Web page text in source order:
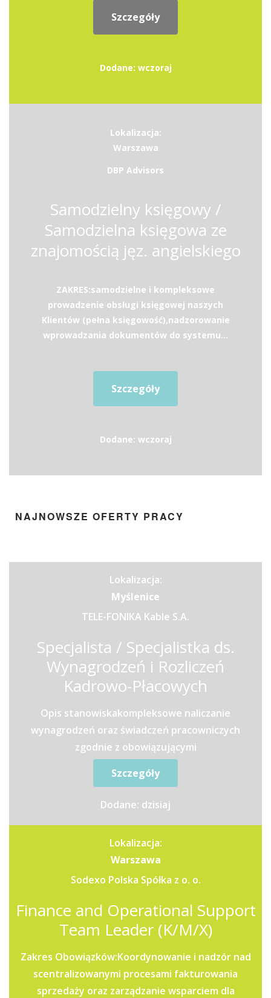
Szczegóły
Dodane: wczoraj
Lokalizacja:
Warszawa
DBP Advisors
Samodzielny księgowy /
Samodzielna księgowa ze
znajomością jęz. angielskiego
ZAKRES:samodzielne i kompleksowe
prowadzenie obsługi księgowej naszych
Klientów (pełna księgowość),nadzorowanie
wprowadzania dokumentów do systemu...
Szczegóły
Dodane: wczoraj
NAJNOWSZE OFERTY PRACY
Lokalizacja:
Myślenice
TELE-FONIKA Kable S.A.
Specjalista / Specjalistka ds.
Wynagrodzeń i Rozliczeń
Kadrowo-Płacowych
Opis stanowiskakompleksowe naliczanie
wynagrodzeń oraz świadczeń pracowniczych
zgodnie z obowiązującymi
przepisamiprzygotowywanie list płac oraz...
Szczegóły
Dodane: dzisiaj
Lokalizacja:
Warszawa
Sodexo Polska Spółka z o. o.
Finance and Operational Support
Team Leader (K/M/X)
Zakres Obowiązków:Koordynowanie i nadzór nad
scentralizowanymi procesami fakturowania
sprzedaży oraz zarządzanie wsparciem dla